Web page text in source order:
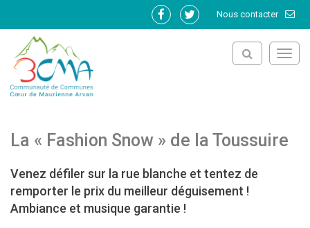
Nous contacter
Lien
Lien
La « Fashion Snow » de la Toussuire
Venez défiler sur la rue blanche et tentez de
remporter le prix du meilleur déguisement !
Ambiance et musique garantie !